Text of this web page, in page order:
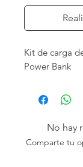
Kit de carga
Power Bank
No hay
Comparte tu